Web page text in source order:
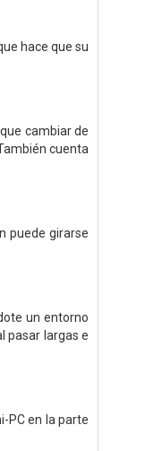
hace que su
cambiar de
cuenta
puede girarse
un entorno
pasar largas e
PC en la parte